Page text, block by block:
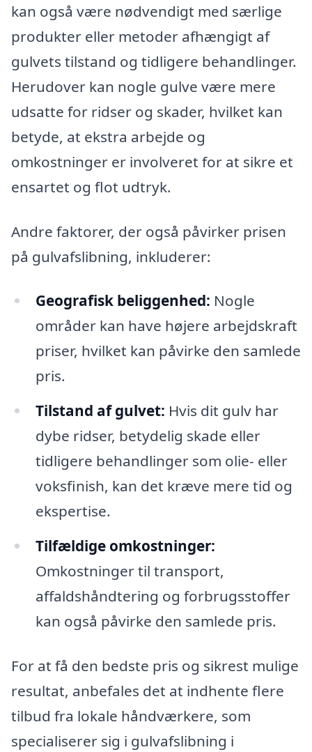
kan også være nødvendigt med særlige
produkter eller metoder afhængigt af
gulvets tilstand og tidligere behandlinger.
Herudover kan nogle gulve være mere
udsatte for ridser og skader, hvilket kan
betyde, at ekstra arbejde og
omkostninger er involveret for at sikre et
ensartet og flot udtryk.
Andre faktorer, der også påvirker prisen
på gulvafslibning, inkluderer:
Geografisk beliggenhed: Nogle
områder kan have højere arbejdskraft
priser, hvilket kan påvirke den samlede
pris.
Tilstand af gulvet: Hvis dit gulv har
dybe ridser, betydelig skade eller
tidligere behandlinger som olie- eller
voksfinish, kan det kræve mere tid og
ekspertise.
Tilfældige omkostninger:
Omkostninger til transport,
affaldshåndtering og forbrugsstoffer
kan også påvirke den samlede pris.
For at få den bedste pris og sikrest mulige
resultat, anbefales det at indhente flere
tilbud fra lokale håndværkere, som
specialiserer sig i gulvafslibning i